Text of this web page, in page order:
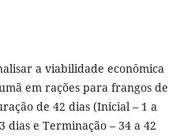
a viabilidade econômica
em rações para frangos de
de 42 dias (Inicial – 1 a
dias e Terminação – 34 a 42